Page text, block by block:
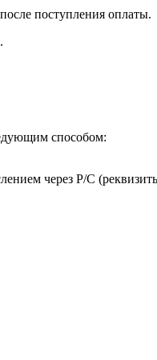
поступления оплаты.
способом:
через Р/С